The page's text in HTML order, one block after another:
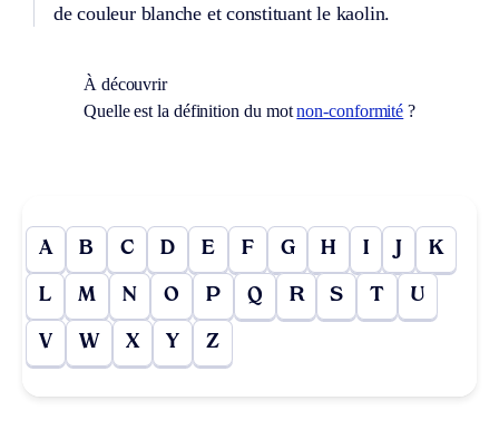
de couleur blanche et constituant le kaolin.
À découvrir
Quelle est la définition du motnon-conformité ?
A B C D E F G H I J K
L M N O P Q R S T U
V W X Y Z